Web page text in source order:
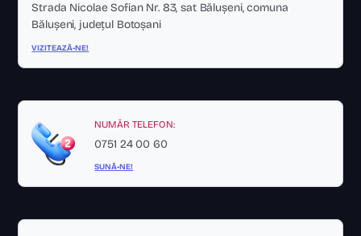
Strada Nicolae Sofian Nr. 83, sat Bălușeni, comuna
Bălușeni, județul Botoșani
VIZITEAZĂ-NE!
NUMĂR TELEFON:
0751 24 00 60
SUNĂ-NE!